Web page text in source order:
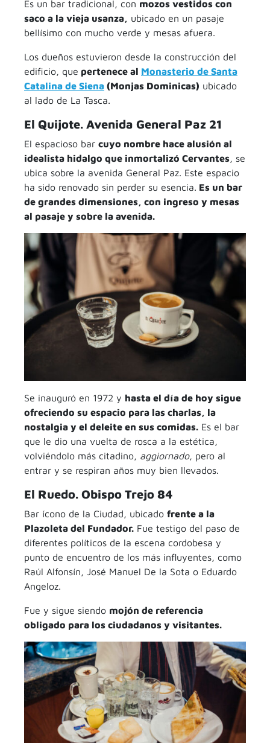
Es un bar tradicional, con mozos vestidos con
saco a la vieja usanza, ubicado en un pasaje
bellísimo con mucho verde y mesas afuera.
Los dueños estuvieron desde la construcción del
edificio, que pertenece al Monasterio de Santa
Catalina de Siena (Monjas Dominicas) ubicado
al lado de La Tasca.
El Quijote. Avenida General Paz 21
El espacioso bar cuyo nombre hace alusión al
idealista hidalgo que inmortalizó Cervantes, se
ubica sobre la avenida General Paz. Este espacio
ha sido renovado sin perder su esencia. Es un bar
de grandes dimensiones, con ingreso y mesas
al pasaje y sobre la avenida.
Se inauguró en 1972 y hasta el día de hoy sigue
ofreciendo su espacio para las charlas, la
nostalgia y el deleite en sus comidas. Es el bar
que le dio una vuelta de rosca a la estética,
volviéndolo más citadino, aggiornado, pero al
entrar y se respiran años muy bien llevados.
El Ruedo. Obispo Trejo 84
Bar ícono de la Ciudad, ubicado frente a la
Plazoleta del Fundador. Fue testigo del paso de
diferentes políticos de la escena cordobesa y
punto de encuentro de los más influyentes, como
Raúl Alfonsín, José Manuel De la Sota o Eduardo
Angeloz.
Fue y sigue siendo mojón de referencia
obligado para los ciudadanos y visitantes.